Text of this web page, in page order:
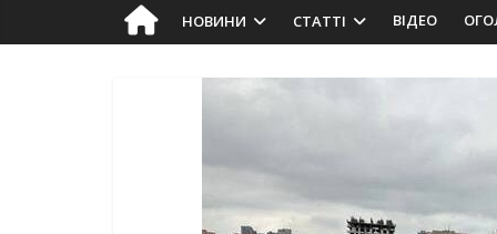
НОВИНИ СТАТТІ ВIДЕО